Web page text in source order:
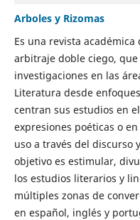
Arboles y Rizomas
Es una revista
arbitraje doble ciego,
investigaciones en las
Literatura desde
centran sus estudios en
expresiones poéticas o
uso a través del discurso
objetivo es estimular,
los estudios literarios y
múltiples zonas de
en español, inglés y